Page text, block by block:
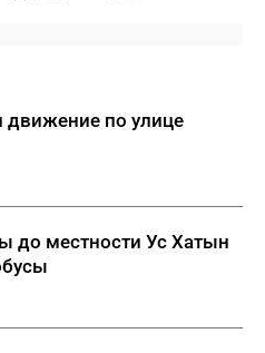
движение по улице
до местности Ус Хатын